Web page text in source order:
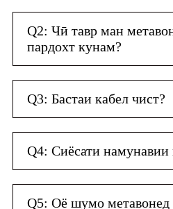
Q2: Чӣ тавр ман
пардохт кунам?
Q3: Бастаи кабел чист?
Q4: Сиёсати
Q5: Оё шумо